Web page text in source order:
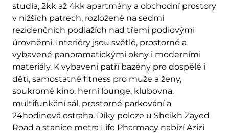
studia, 2kk až 4kk apartmány a obchodní prostory
v nižších patrech, rozložené na sedmi
rezidenčních podlažích nad třemi podiovými
úrovněmi. Interiéry jsou světlé, prostorné a
vybavené panoramatickými okny i moderními
materiály. K vybavení patří bazény pro dospělé i
děti, samostatné fitness pro muže a ženy,
soukromé kino, herní lounge, klubovna,
multifunkční sál, prostorné parkování a
24hodinová ostraha. Díky poloze u Sheikh Zayed
Road a stanice metra Life Pharmacy nabízí Azizi